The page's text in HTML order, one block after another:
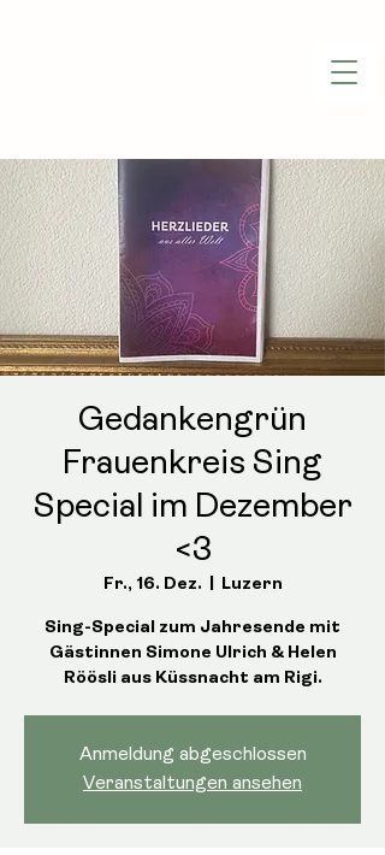
Gedankengrün
Frauenkreis Sing
Special im Dezember
<3
Fr., 16. Dez. Luzern
Sing-Special zum Jahresende mit
Gästinnen Simone Ulrich & Helen
Röösli aus Küssnacht am Rigi.
Anmeldung abgeschlossen
Veranstaltungen ansehen